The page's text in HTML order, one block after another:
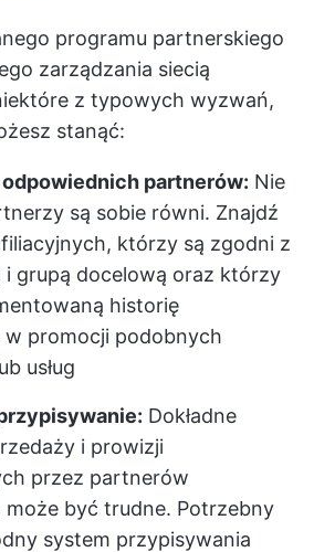
programu partnerskiego
zarządzania siecią
z typowych wyzwań,
stanąć:
partnerów: Nie
są sobie równi. Znajdź
którzy są zgodni z
i grupą docelową oraz którzy
historię
w promocji podobnych
usług
Dokładne
i prowizji
przez partnerów
może być trudne. Potrzebny
system przypisywania